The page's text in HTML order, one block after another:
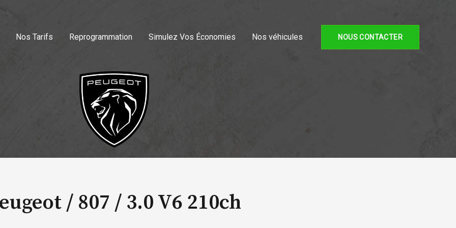
Nos Tarifs Reprogrammation Simulez Vos Économies Nos véhicules NOUS CONTACTER
/ 807 / 3.0 V6 210ch